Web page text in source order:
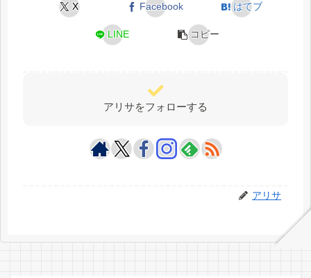
X Facebook はてブ
LINE コピー
アリサをフォローする
アリサ